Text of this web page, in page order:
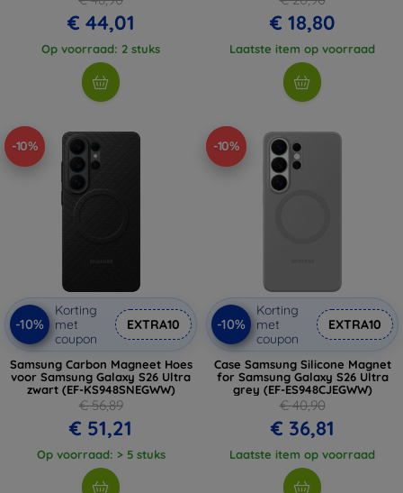
€ 44,01
Op voorraad: 2 stuks
€ 18,80
Laatste item op voorraad
-10%
-10%
Korting
met
coupon
EXTRA10
Samsung Carbon Magneet Hoes
voor Samsung Galaxy S26 Ultra
zwart (EF-KS948SNEGWW)
€ 56,89
€ 51,21
Op voorraad: > 5 stuks
-10%
-10%
Korting
met
coupon
EXTRA10
Case Samsung Silicone Magnet
for Samsung Galaxy S26 Ultra
grey (EF-ES948CJEGWW)
€ 40,90
€ 36,81
Laatste item op voorraad